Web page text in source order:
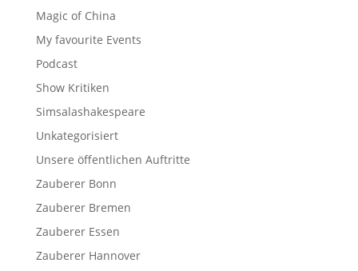
Magic of China
My favourite Events
Podcast
Show Kritiken
Simsalashakespeare
Unkategorisiert
Unsere öffentlichen Auftritte
Zauberer Bonn
Zauberer Bremen
Zauberer Essen
Zauberer Hannover